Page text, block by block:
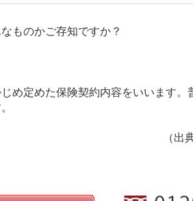
ものかご存知ですか？
め定めた保険契約内容をいいます。
（出